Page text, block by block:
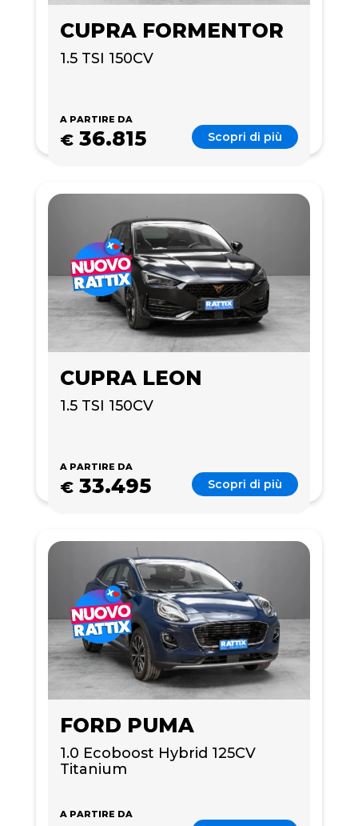
CUPRA FORMENTOR
1.5 TSI 150CV
A PARTIRE DA
€ 36.815 Scopri di più
CUPRA LEON
1.5 TSI 150CV
A PARTIRE DA
€ 33.495 Scopri di più
FORD PUMA
1.0 Ecoboost Hybrid 125CV
Titanium
A PARTIRE DA